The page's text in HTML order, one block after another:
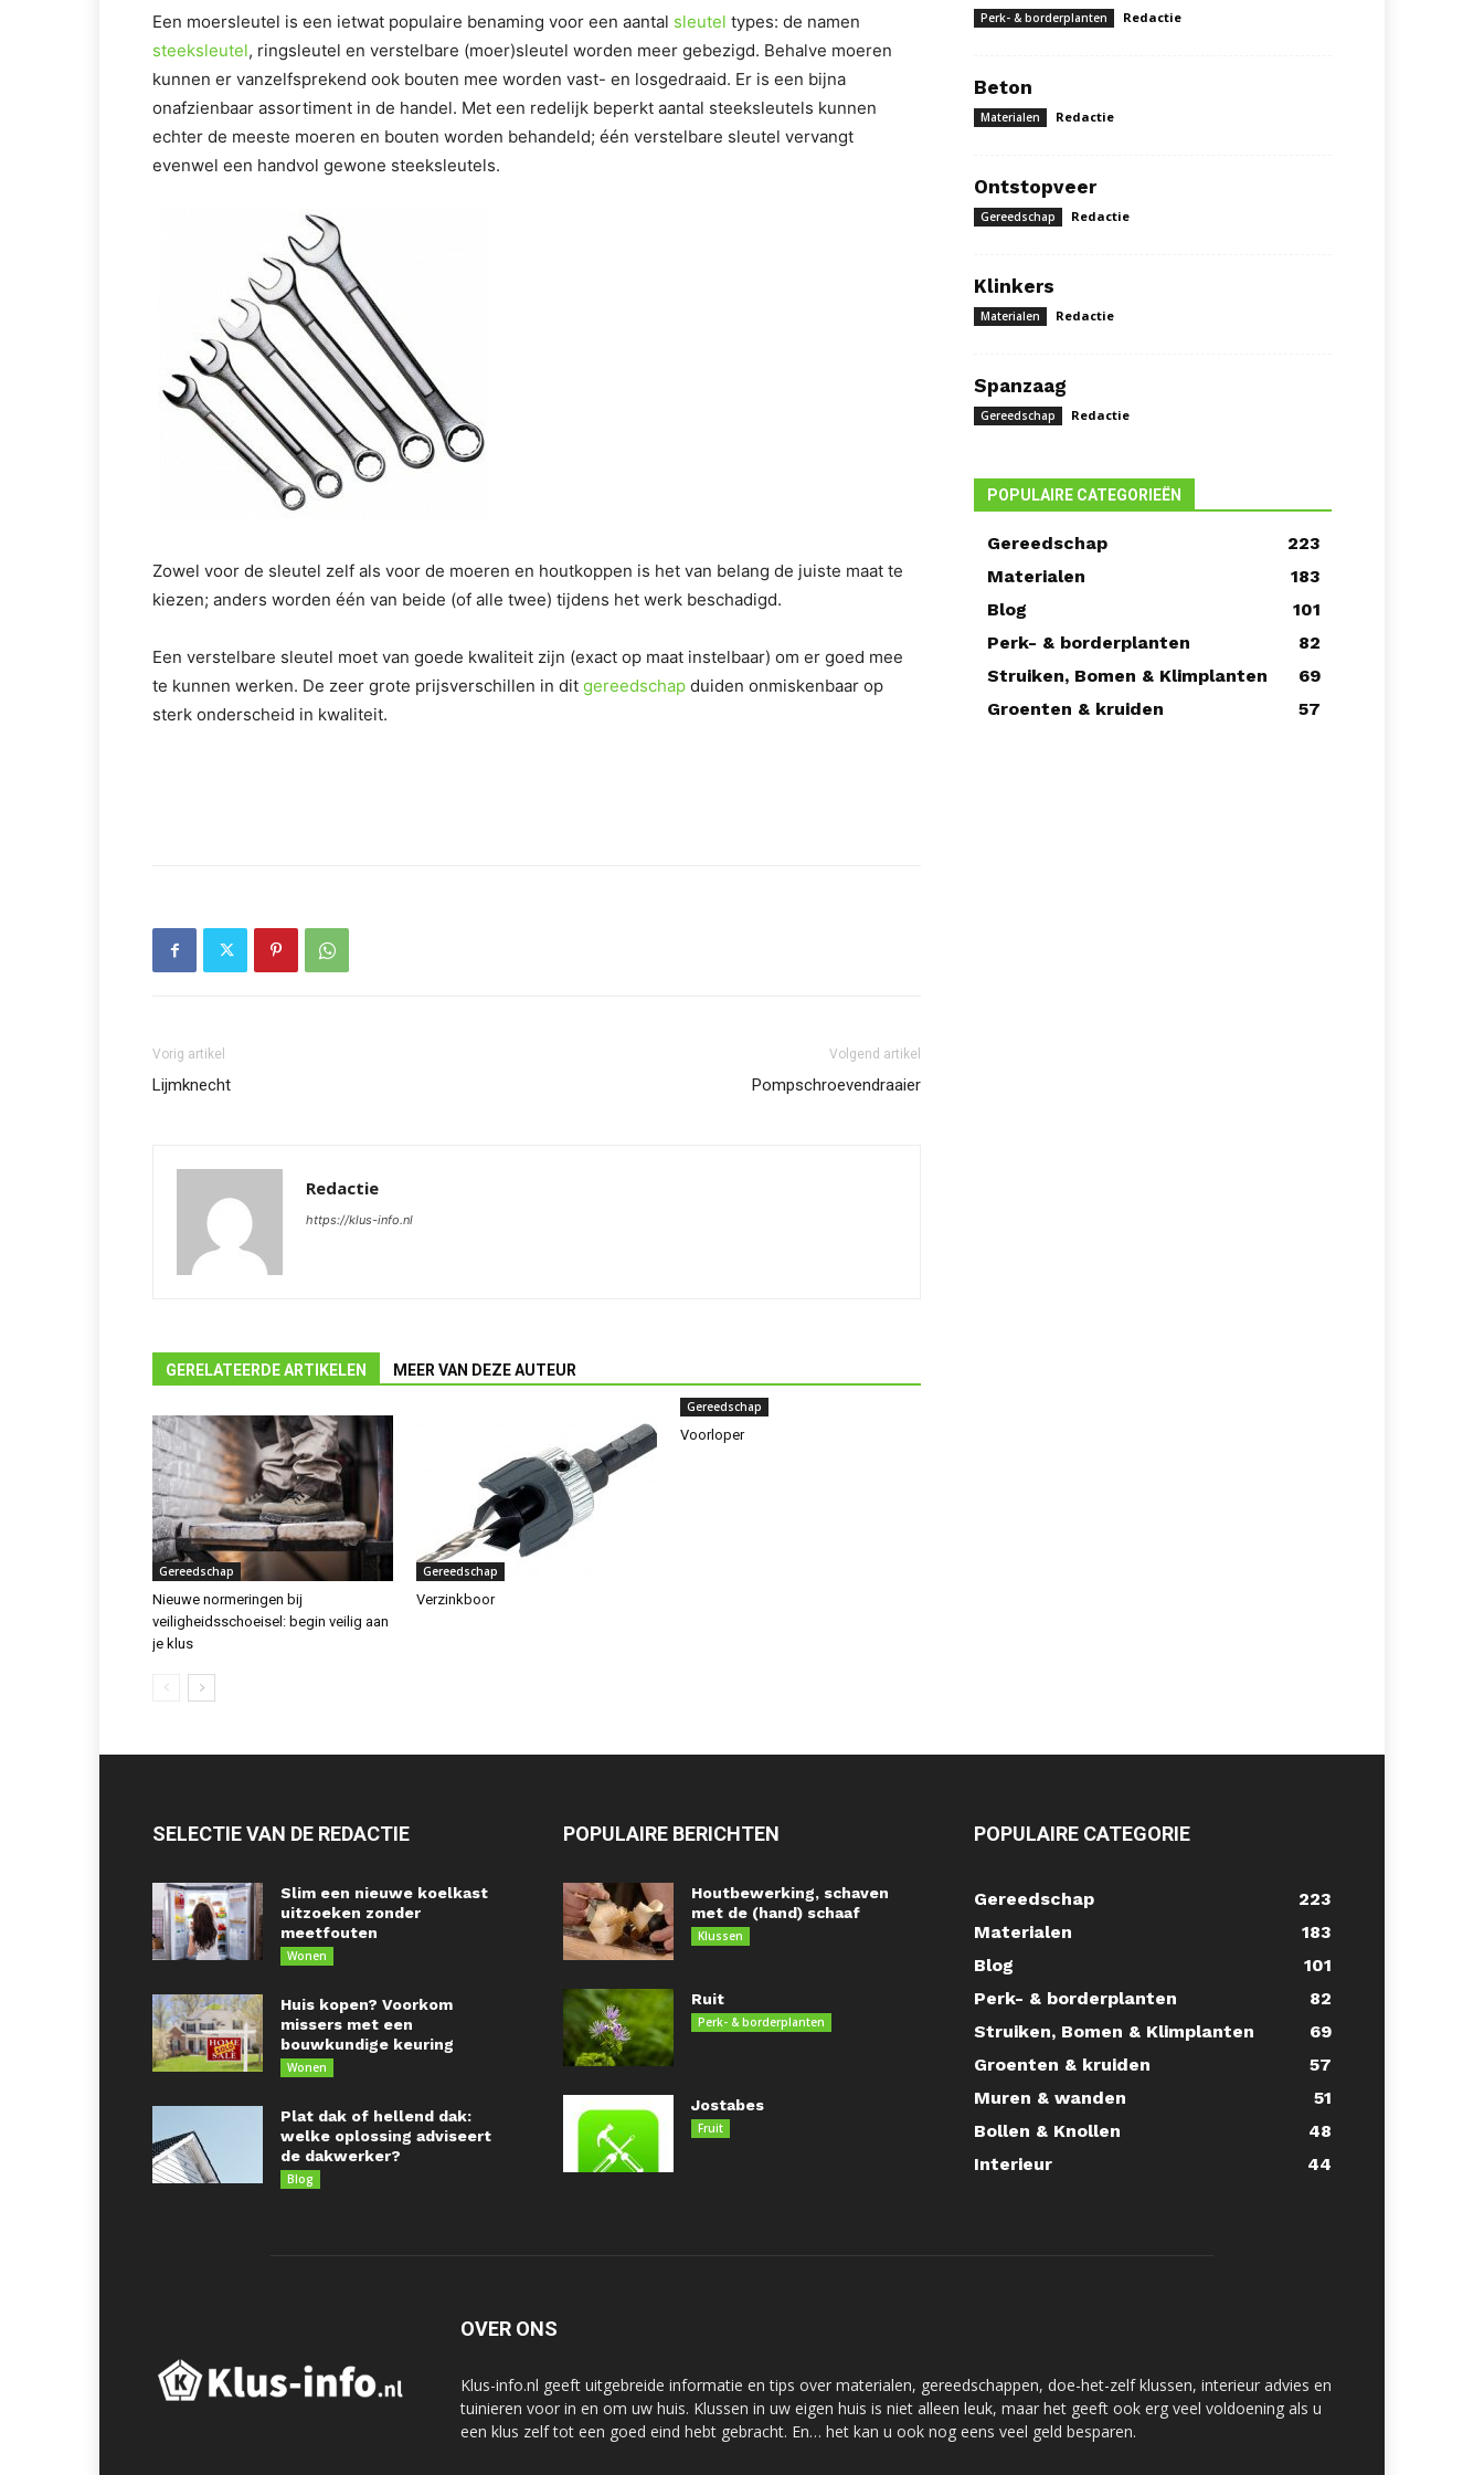
Een moersleutel is een ietwat populaire benaming voor een aantal sleutel types: de namen
steeksleutel, ringsleutel en verstelbare (moer)sleutel worden meer gebezigd. Behalve moeren
kunnen er vanzelfsprekend ook bouten mee worden vast- en losgedraaid. Er is een bijna
onafzienbaar assortiment in de handel. Met een redelijk beperkt aantal steeksleutels kunnen
echter de meeste moeren en bouten worden behandeld; één verstelbare sleutel vervangt
evenwel een handvol gewone steeksleutels.
Zowel voor de sleutel zelf als voor de moeren en houtkoppen is het van belang de juiste maat te
kiezen; anders worden één van beide (of alle twee) tijdens het werk beschadigd.
Een verstelbare sleutel moet van goede kwaliteit zijn (exact op maat instelbaar) om er goed mee
te kunnen werken. De zeer grote prijsverschillen in dit gereedschap duiden onmiskenbaar op
sterk onderscheid in kwaliteit.
Vorig artikel
Lijmknecht
Volgend artikel
Pompschroevendraaier
Redactie
https://klus-info.nl
GERELATEERDE ARTIKELEN MEER VAN DEZE AUTEUR
Gereedschap
Nieuwe normeringen bij
veiligheidsschoeisel: begin veilig aan
je klus
Gereedschap
Verzinkboor
Gereedschap
Voorloper
Perk- & borderplanten Redactie
Beton
Materialen Redactie
Ontstopveer
Gereedschap Redactie
Klinkers
Materialen Redactie
Spanzaag
Gereedschap Redactie
POPULAIRE CATEGORIEËN
Gereedschap
223
Materialen
183
Blog
101
Perk- & borderplanten
82
Struiken, Bomen & Klimplanten
69
Groenten & kruiden
57
SELECTIE VAN DE REDACTIE
Slim een nieuwe koelkast
uitzoeken zonder
meetfouten
Wonen
Huis kopen? Voorkom
missers met een
bouwkundige keuring
Wonen
Plat dak of hellend dak:
welke oplossing adviseert
de dakwerker?
Blog
POPULAIRE BERICHTEN
Houtbewerking, schaven
met de (hand) schaaf
Klussen
Ruit
Perk- & borderplanten
Jostabes
Fruit
POPULAIRE CATEGORIE
Gereedschap
223
Materialen
183
Blog
101
Perk- & borderplanten
82
Struiken, Bomen & Klimplanten
69
Groenten & kruiden
57
Muren & wanden
51
Bollen & Knollen
48
Interieur
44
OVER ONS
Klus-info.nl geeft uitgebreide informatie en tips over materialen, gereedschappen, doe-het-zelf klussen, interieur advies en
tuinieren voor in en om uw huis. Klussen in uw eigen huis is niet alleen leuk, maar het geeft ook erg veel voldoening als u
een klus zelf tot een goed eind hebt gebracht. En… het kan u ook nog eens veel geld besparen.